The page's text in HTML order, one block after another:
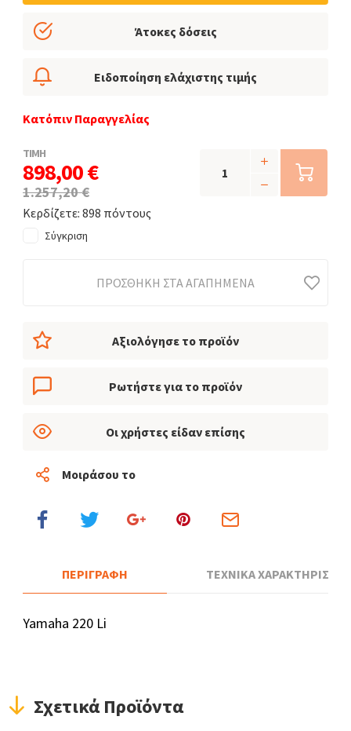
Αξιολόγησε το προϊόν
Ρωτήστε για το προϊόν
Οι χρήστες είδαν επίσης
Μοιράσου το
ΤΙΜΗ
898,00 €
1.257,20 €
Κερδίζετε: 898 πόντους
Άτοκες δόσεις
Ειδοποίηση ελάχιστης τιμής
Κατόπιν Παραγγελίας
Σύγκριση
ΠΡΟΣΘΉΚΗ ΣΤΑ ΑΓΑΠΗΜΈΝΑ
ΠΕΡΙΓΡΑΦΗ ΤΕΧΝΙΚΑ
Yamaha 220 Li
Σχετικά Προϊόντα